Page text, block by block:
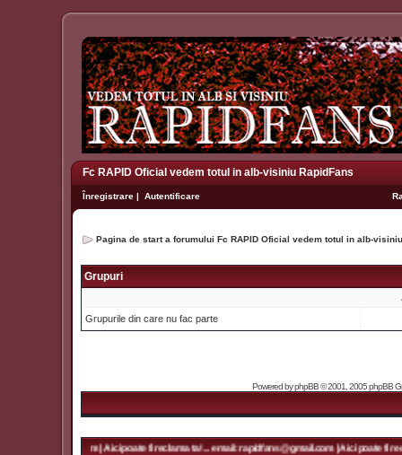
Fc RAPID Oficial vedem totul in alb-visiniu RapidFans
Înregistrare | Autentificare
Pagina de start a forumului Fc RAPID Oficial vedem totul in alb-
Grupuri
Grupurile din care nu fac parte
Powered byphpBB© 2001, 2005 phpBB
| Aici poate fi reclama ta! ... email: rapidfans@gmail.com | Aici poate fi